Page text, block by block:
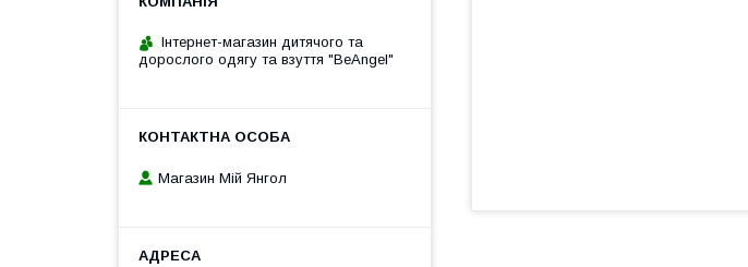
Інтернет-магазин дитячого та
дорослого одягу та взуття "BeAngel"
Магазин Мій Янгол